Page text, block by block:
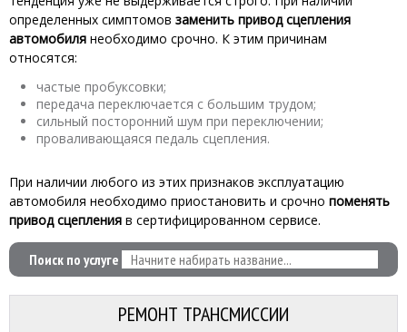
определенных симптомов заменить привод сцепления
автомобиля необходимо срочно. К этим причинам
относятся:
частые пробуксовки;
передача переключается с большим трудом;
сильный посторонний шум при переключении;
проваливающаяся педаль сцепления.
При наличии любого из этих признаков эксплуатацию
автомобиля необходимо приостановить и срочно поменять
привод сцепления в сертифицированном сервисе.
Поиск по услуге
РЕМОНТ ТРАНСМИССИИ